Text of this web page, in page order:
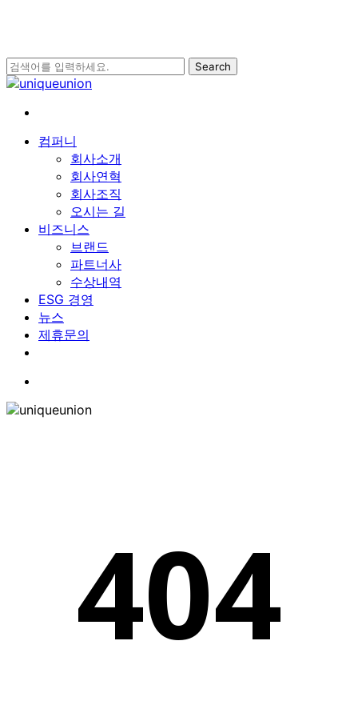
content
Search
Close
search
Menu 컴퍼니
회사소개
회사연혁
회사조직
오시는 길
비즈니스
브랜드
파트너사
수상내역
ESG 경영
뉴스
제휴문의
404